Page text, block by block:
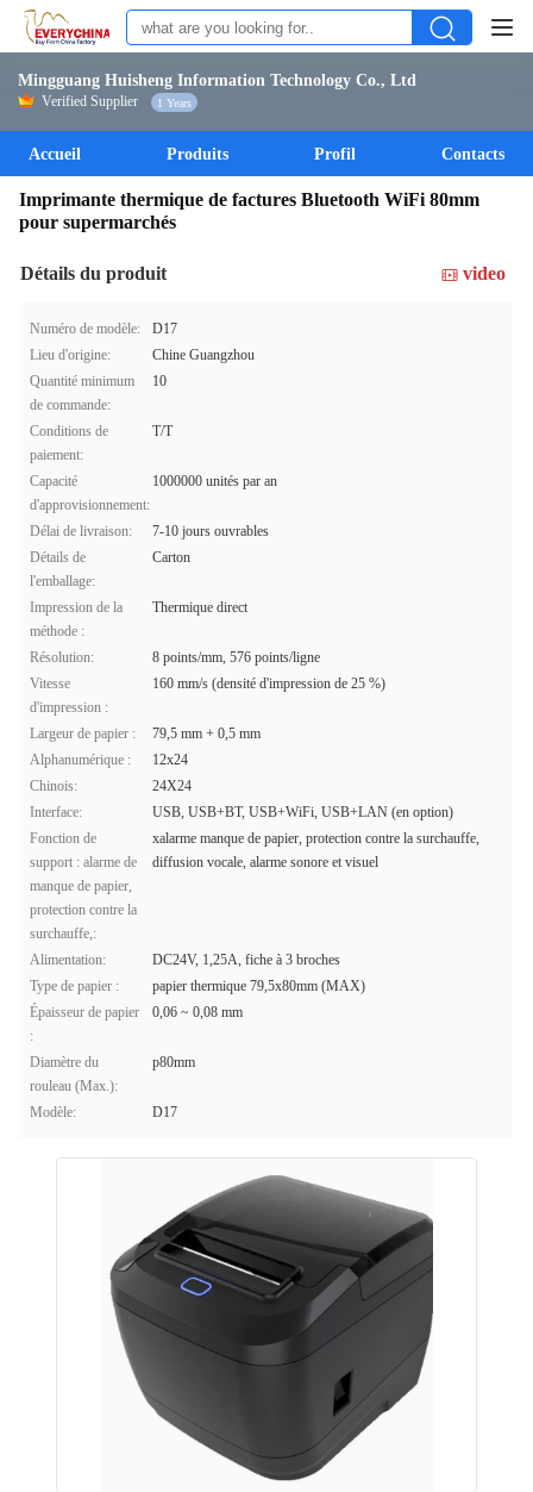
Mingguang Huisheng Information Technology Co., Ltd
Verified Supplier 1 Years
Accueil Produits Profil Contacts
Imprimante thermique de factures Bluetooth WiFi 80mm
pour supermarchés
Détails du produit video
Numéro de modèle:
D17
Lieu d'origine:
Chine Guangzhou
Quantité minimum
de commande:
10
Conditions de
paiement:
T/T
Capacité
d'approvisionnement:
1000000 unités par an
Délai de livraison:
7-10 jours ouvrables
Détails de
l'emballage:
Carton
Impression de la
méthode :
Thermique direct
Résolution:
8 points/mm, 576 points/ligne
Vitesse
d'impression :
160 mm/s (densité d'impression de 25 %)
Largeur de papier :
79,5 mm + 0,5 mm
Alphanumérique :
12x24
Chinois:
24X24
Interface:
USB, USB+BT, USB+WiFi, USB+LAN (en option)
Fonction de
support : alarme de
manque de papier,
protection contre la
surchauffe,:
xalarme manque de papier, protection contre la surchauffe,
diffusion vocale, alarme sonore et visuel
Alimentation:
DC24V, 1,25A, fiche à 3 broches
Type de papier :
papier thermique 79,5x80mm (MAX)
Épaisseur de papier
:
0,06 ~ 0,08 mm
Diamètre du
rouleau (Max.):
p80mm
Modèle: D17